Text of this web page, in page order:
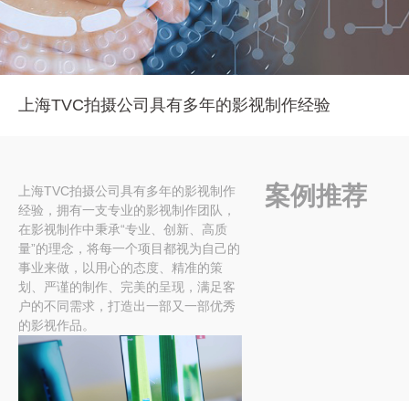
上海TVC拍摄公司具有多年的影视制作经验
上海TVC拍摄公司具有多年的影视制作
经验，拥有一支专业的影视制作团队，
在影视制作中秉承“专业、创新、高质
量”的理念，将每一个项目都视为自己的
事业来做，以用心的态度、精准的策
划、严谨的制作、完美的呈现，满足客
户的不同需求，打造出一部又一部优秀
的影视作品。
案例推荐